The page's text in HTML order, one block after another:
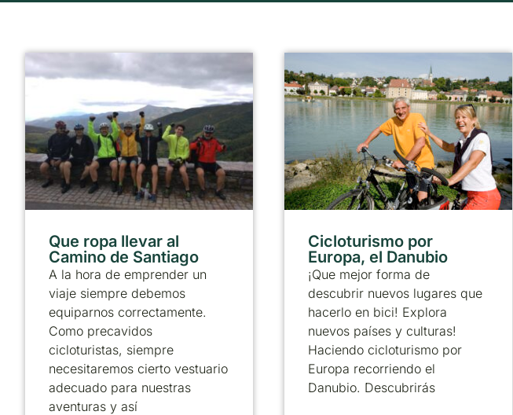
Que ropa llevar al
Camino de Santiago
A la hora de emprender un
viaje siempre debemos
equiparnos correctamente.
Como precavidos
cicloturistas, siempre
necesitaremos cierto vestuario
adecuado para nuestras
aventuras y así
Cicloturismo por
Europa, el Danubio
¡Que mejor forma de
descubrir nuevos lugares que
hacerlo en bici! Explora
nuevos países y culturas!
Haciendo cicloturismo por
Europa recorriendo el
Danubio. Descubrirás